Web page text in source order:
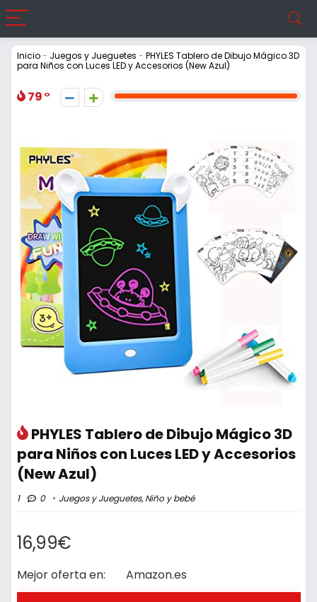
Inicio- Juegos y Jueguetes - PHYLES Tablero de Dibujo Mágico 3D
para Niños con Luces LED y Accesorios (New Azul)
79
PHYLES Tablero de Dibujo Mágico 3D
para Niños con Luces LED y Accesorios
(New Azul)
1 0 Juegos y Jueguetes,Niño y bebé
16,99€
Mejor oferta en:
Amazon.es